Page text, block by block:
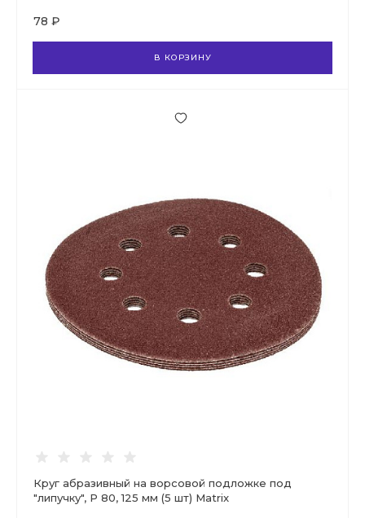
78 ₽
В КОРЗИНУ
Круг абразивный на ворсовой подложке под
"липучку", Р 80, 125 мм (5 шт) Matrix